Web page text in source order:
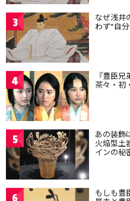
3 なぜ浅井
わず“自
4 『豊臣
茶々・初
5 あの装飾
火焔型土
インの秘
6 もしも豊